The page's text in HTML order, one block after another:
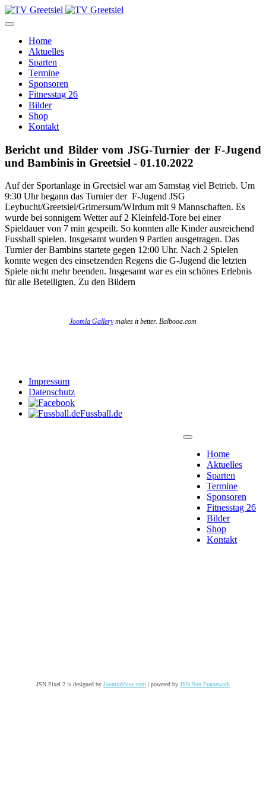
Home
Aktuelles
Sparten
Termine
Sponsoren
Fitnesstag 26
Bilder
Shop
Kontakt
Bericht und Bilder vom JSG-Turnier der F-Jugend
und Bambinis in Greetsiel - 01.10.2022
Auf der Sportanlage in Greetsiel war am Samstag viel Betrieb. Um
9:30 Uhr begann das Turnier der F-Jugend JSG
Leybucht/Greetsiel/Grimersum/WIrdum mit 9 Mannschaften. Es
wurde bei sonnigem Wetter auf 2 Kleinfeld-Tore bei einer
Spieldauer von 7 min gespeilt. So konnten alle Kinder ausreichend
Fussball spielen. Insgesamt wurden 9 Partien ausgetragen. Das
Turnier der Bambins startete gegen 12:00 Uhr. Nach 2 Spielen
konnte wegen des einsetzenden Regens die G-Jugend die letzten
Spiele nicht mehr beenden. Insgesamt war es ein schönes Erlebnis
für alle Beteiligten. Zu den Bildern
Joomla Gallerymakes it better. Balbooa.com
Impressum
Datenschutz
Fussball.de
Home
Aktuelles
Sparten
Termine
Sponsoren
Fitnesstag 26
Bilder
Shop
Kontakt
JSN Pixel 2 is designed by JoomlaShine.com | powered by JSN Sun Framework